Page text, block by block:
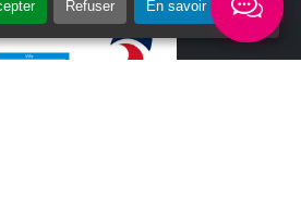
Refuser En savoir plus